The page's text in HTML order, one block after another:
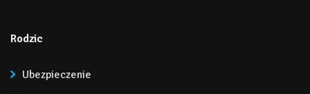
Rodzic
Ubezpieczenie